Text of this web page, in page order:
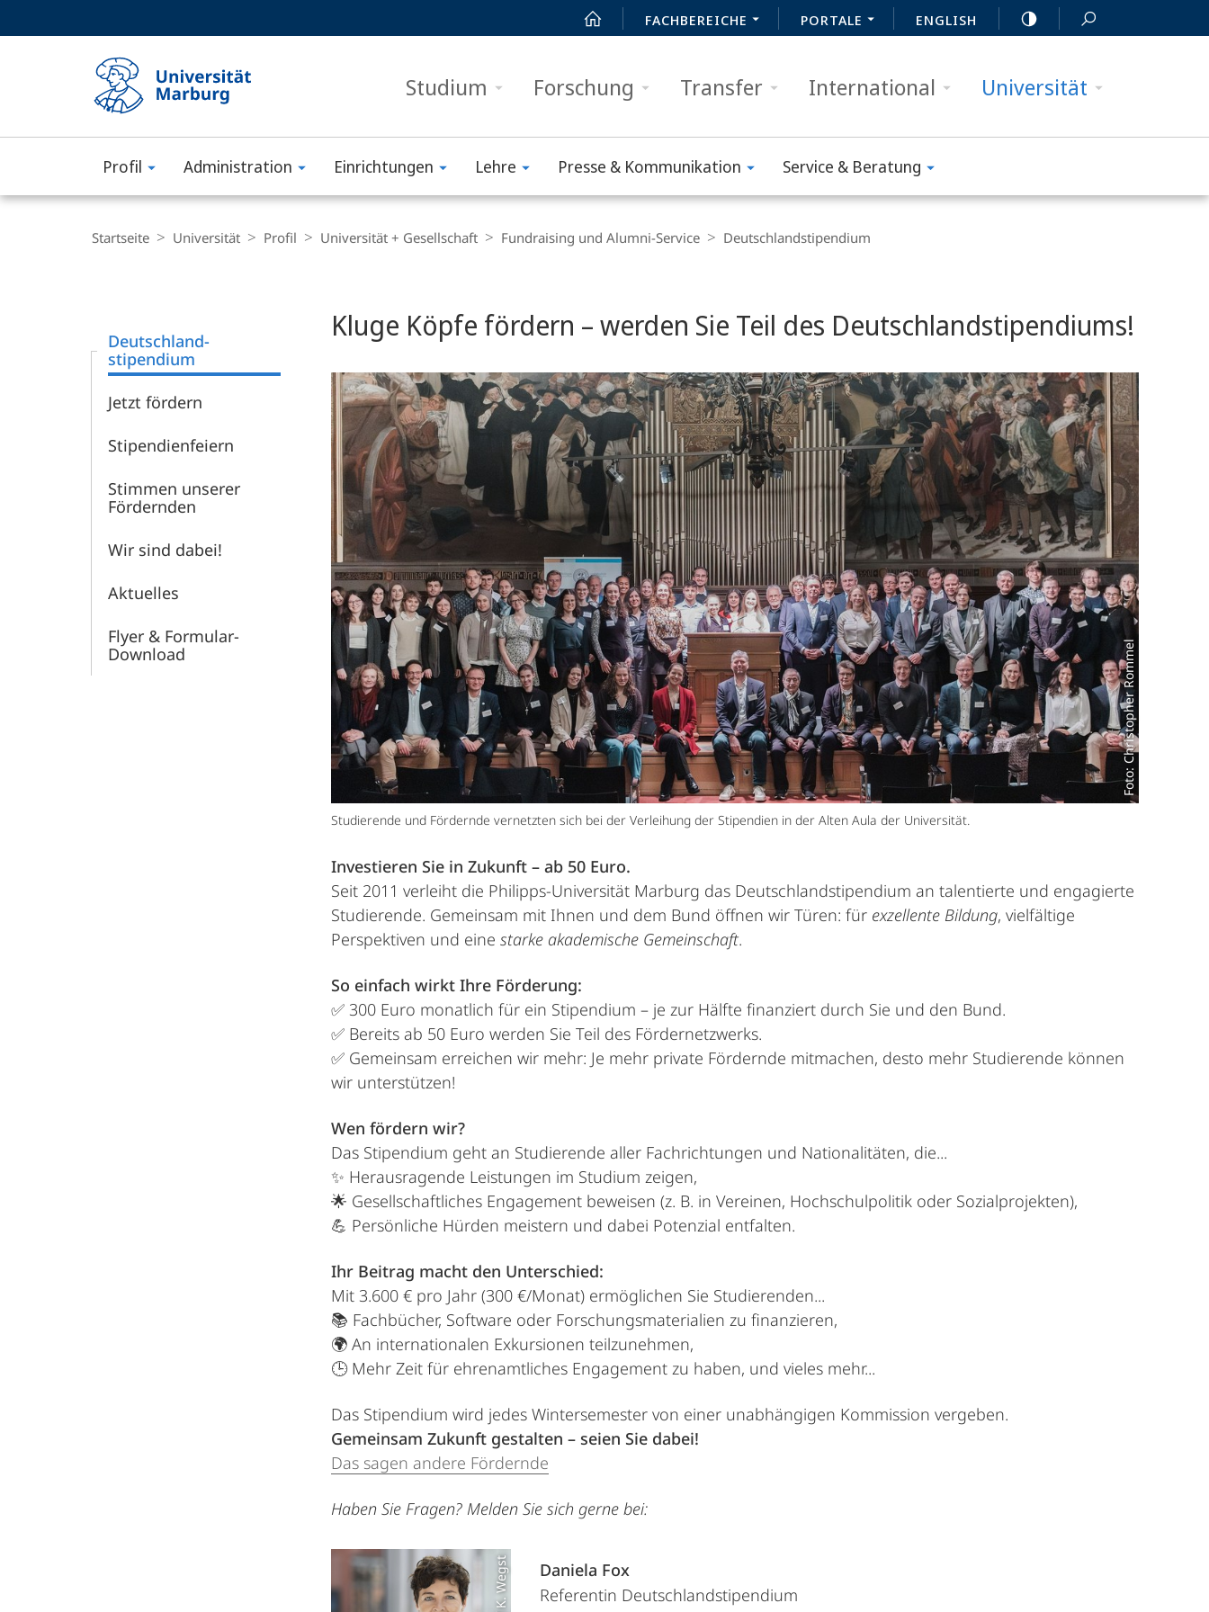
FACHBEREICHE PORTALE ENGLISH
Studium Forschung Transfer International Universität
Philipps-
Universität
Marburg
Profil Administration Einrichtungen Lehre Presse & Kommunikation Service & Beratung
Navigation
Startseite Universität Profil Universität + Gesellschaft Fundraising und Alumni-Service Deutschland­stipendium
Deutschland­
stipendium
Jetzt fördern
Stipendienfeiern
Stimmen unserer
Fördernden
Wir sind dabei!
Aktuelles
Flyer & Formular-
Download
Kluge Köpfe fördern – werden Sie Teil des Deutschlandstipendiums!
Foto: Christopher Rommel
Studierende und Fördernde vernetzten sich bei der Verleihung der Stipendien in der Alten Aula der Universität.
Investieren Sie in Zukunft – ab 50 Euro.
Seit 2011 verleiht die Philipps-Universität Marburg das Deutschlandstipendium an talentierte und engagierte
Studierende. Gemeinsam mit Ihnen und dem Bund öffnen wir Türen: für exzellente Bildung, vielfältige
Perspektiven und eine starke akademische Gemeinschaft.
So einfach wirkt Ihre Förderung:
✅ 300 Euro monatlich für ein Stipendium – je zur Hälfte finanziert durch Sie und den Bund.
✅ Bereits ab 50 Euro werden Sie Teil des Fördernetzwerks.
✅ Gemeinsam erreichen wir mehr: Je mehr private Fördernde mitmachen, desto mehr Studierende können
wir unterstützen!
Wen fördern wir?
Das Stipendium geht an Studierende aller Fachrichtungen und Nationalitäten, die...
✨ Herausragende Leistungen im Studium zeigen,
🌟 Gesellschaftliches Engagement beweisen (z. B. in Vereinen, Hochschulpolitik oder Sozialprojekten),
💪 Persönliche Hürden meistern und dabei Potenzial entfalten.
Ihr Beitrag macht den Unterschied:
Mit 3.600 € pro Jahr (300 €/Monat) ermöglichen Sie Studierenden...
📚 Fachbücher, Software oder Forschungsmaterialien zu finanzieren,
🌍 An internationalen Exkursionen teilzunehmen,
🕒 Mehr Zeit für ehrenamtliches Engagement zu haben, und vieles mehr...
Das Stipendium wird jedes Wintersemester von einer unabhängigen Kommission vergeben.
Gemeinsam Zukunft gestalten – seien Sie dabei!
Das sagen andere Fördernde
Haben Sie Fragen? Melden Sie sich gerne bei:
Daniela Fox
Referentin Deutschlandstipendium